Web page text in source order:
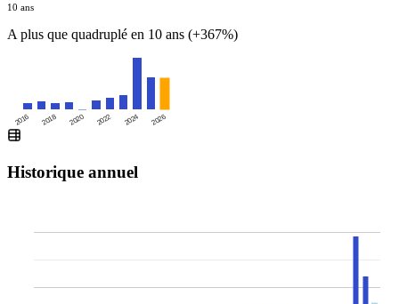
10 ans
A plus que quadruplé en 10 ans (+367%)
2016 2018 2020 2022 2024 2026
Historique annuel